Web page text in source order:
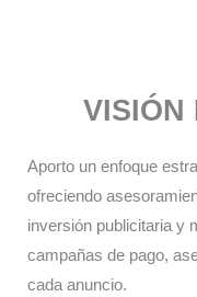
VISIÓN
Aporto un enfoque
ofreciendo
inversión publicitaria y
campañas de pago,
cada anuncio.​